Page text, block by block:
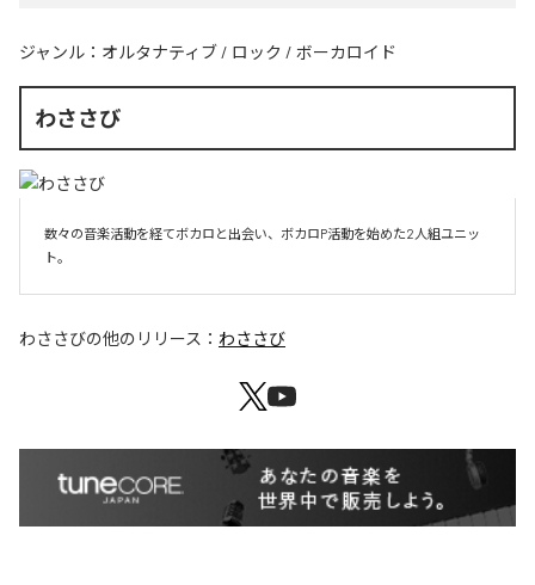
ジャンル： オルタナティブ / ロック / ボーカロイド
わささび
数々の音楽活動を経てボカロと出会い、ボカロP活動を始めた2人組ユニッ
ト。
わささびの他のリリース： わささび